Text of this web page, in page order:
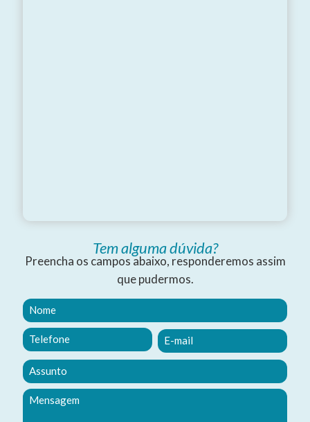
Tem alguma dúvida?
Preencha os campos abaixo, responderemos assim
que pudermos.